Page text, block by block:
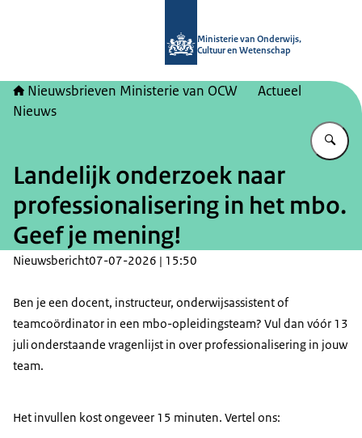
Ministerie van Onderwijs,
Cultuur en Wetenschap
Nieuwsbrieven Ministerie van OCW
Actueel
Nieuws
Landelijk onderzoek naar
professionalisering in het mbo.
Geef je mening!
Nieuwsbericht07-07-2026 | 15:50
Ben je een docent, instructeur, onderwijsassistent of
teamcoördinator in een mbo-opleidingsteam? Vul dan vóór 13
juli onderstaande vragenlijst in over professionalisering in jouw
team.
Het invullen kost ongeveer 15 minuten. Vertel ons: